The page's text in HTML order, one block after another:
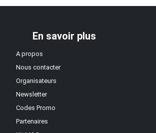
En savoir plus
A propos
Nous contacter
Organisateurs
Newsletter
Codes Promo
Partenaires